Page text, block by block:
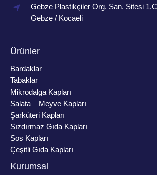
Gebze Plastikçiler Org. San. Sitesi
Gebze / Kocaeli
Ürünler
Bardaklar
Tabaklar
Mikrodalga Kapları
Salata – Meyve Kapları
Şarküteri Kapları
Sızdırmaz Gıda Kapları
Sos Kapları
Çeşitli Gıda Kapları
Kurumsal